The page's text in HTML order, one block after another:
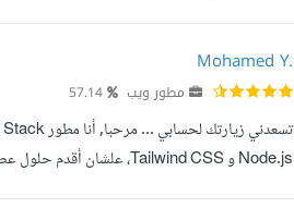
Mohamed Y.
مطور ويب 57.14